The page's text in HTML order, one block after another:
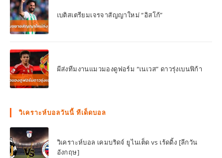
เบติสเตรียมเจรจาสัญญาใหม่ “อิสโก้”
ผีส่งทีมงานแมวมองดูฟอร์ม “เนเวส” ดาวรุ่งเบนฟิก้า
วิเคราะห์บอลวันนี้ ทีเด็ดบอล
วิเคราะห์บอล เคมบริดจ์ ยูไนเต็ด vs เร้ดดิ้ง [ลีกวัน
อังกฤษ]